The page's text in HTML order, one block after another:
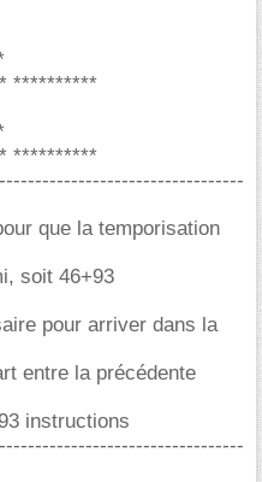
**********
**********
que la temporisation
soit 46+93
pour arriver dans la
entre la précédente
instructions